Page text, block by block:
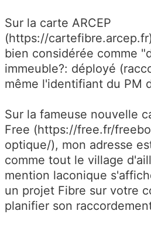
Sur la carte ARCEP
(https://
bien considérée comme
immeuble?: déployé
même l'identifiant du PM
Sur la fameuse nouvelle
Free (https://free.fr/
optique/), mon adresse
comme tout le village
mention laconique
un projet Fibre sur votre
planifier son